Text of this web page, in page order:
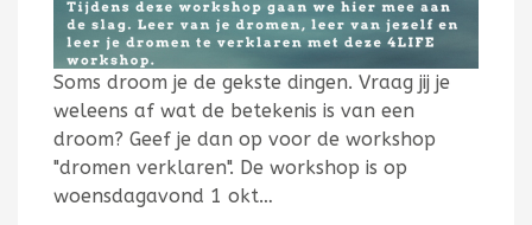
Soms droom je de gekste dingen. Vraag jij je
weleens af wat de betekenis is van een
droom? Geef je dan op voor de workshop
"dromen verklaren". De workshop is op
woensdagavond 1 okt…